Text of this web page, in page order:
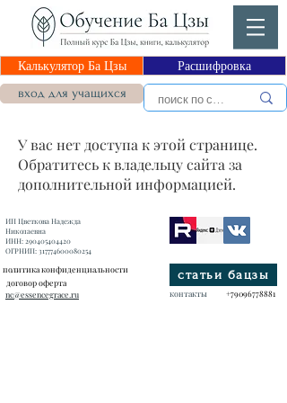
Калькулятор Ба Цзы Расшифровка
вход для учащихся
У вас нет доступа к этой странице.
Обратитесь к владельцу сайта за
дополнительной информацией.
ИП Цветкова Надежда
Николаевна
ИНН:290405404420
ОГРНИП:317774600080254
политика конфиденциальности
договор оферта
nc@essencegrace.ru
статьи бацзы
контакты +79096778881